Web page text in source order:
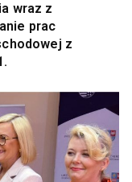
wraz z
prac
z